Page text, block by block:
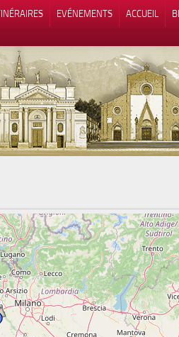
EVÉNEMENTS ACCUEIL
Vos choix en matière